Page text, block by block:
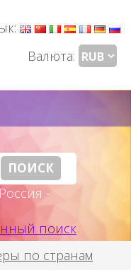
Валюта:
-
поиск
по странам